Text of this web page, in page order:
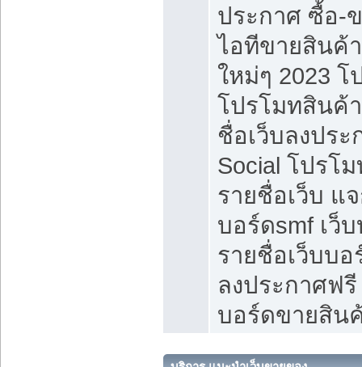
ประกาศ ซื้อ-
ไอทีขายสินค้
ใหม่ๆ 2023
โปรโมทสินค้
ชื่อเว็บลงปร
Social โปรโ
รายชื่อเว็บ แ
บอร์ดsmf เว็
รายชื่อเว็บบ
ลงประกาศฟรี
บอร์ดขายสิน